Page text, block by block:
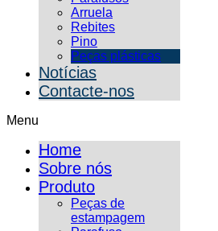
Arruela
Rebites
Pino
Peças plásticas
Notícias
Contacte-nos
Menu
Home
Sobre nós
Produto
Peças de
estampagem